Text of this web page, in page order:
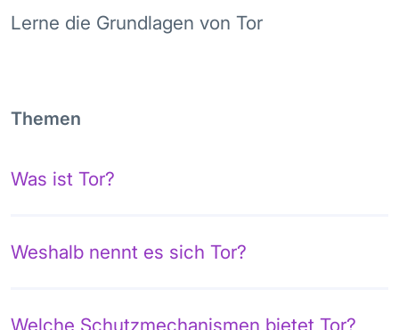
Lerne die Grundlagen von Tor
Themen
Was ist Tor?
Weshalb nennt es sich Tor?
Welche Schutzmechanismen bietet Tor?